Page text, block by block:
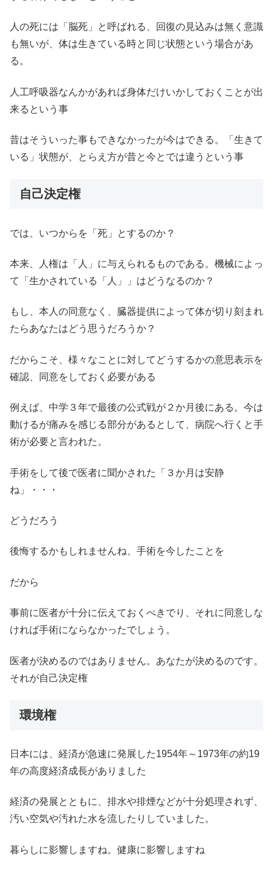
人の死には「脳死」と呼ばれる、回復の見込みは無く意識
も無いが、体は生きている時と同じ状態という場合があ
る。
人工呼吸器なんかがあれば身体だけいかしておくことが出
来るという事
昔はそういった事もできなかったが今はできる。「生きて
いる」状態が、とらえ方が昔と今とでは違うという事
自己決定権
では、いつからを「死」とするのか？
本来、人権は「人」に与えられるものである。機械によっ
て「生かされている「人」」はどうなるのか？
もし、本人の同意なく、臓器提供によって体が切り刻まれ
たらあなたはどう思うだろうか？
だからこそ、様々なことに対してどうするかの意思表示を
確認、同意をしておく必要がある
例えば、中学３年で最後の公式戦が２か月後にある。今は
動けるが痛みを感じる部分があるとして、病院へ行くと手
術が必要と言われた。
手術をして後で医者に聞かされた「３か月は安静
ね」・・・
どうだろう
後悔するかもしれませんね、手術を今したことを
だから
事前に医者が十分に伝えておくべきでり、それに同意しな
ければ手術にならなかったでしょう。
医者が決めるのではありません。あなたが決めるのです。
それが自己決定権
環境権
日本には、経済が急速に発展した1954年～1973年の約19
年の高度経済成長がありました
経済の発展とともに、排水や排煙などが十分処理されず、
汚い空気や汚れた水を流したりしていました。
暮らしに影響しますね。健康に影響しますね